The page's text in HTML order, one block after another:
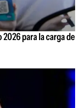
para la carga de